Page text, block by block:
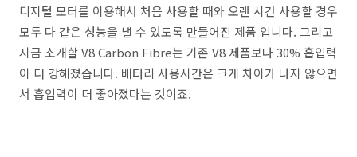
디지털 모터를 이용해서 처음 사용할 때와 오랜 시간 사용할 경우
모두 다 같은 성능을 낼 수 있도록 만들어진 제품 입니다. 그리고
지금 소개할 V8 Carbon Fibre는 기존 V8 제품보다 30% 흡입력
이 더 강해졌습니다. 배터리 사용시간은 크게 차이가 나지 않으면
서 흡입력이 더 좋아졌다는 것이죠.